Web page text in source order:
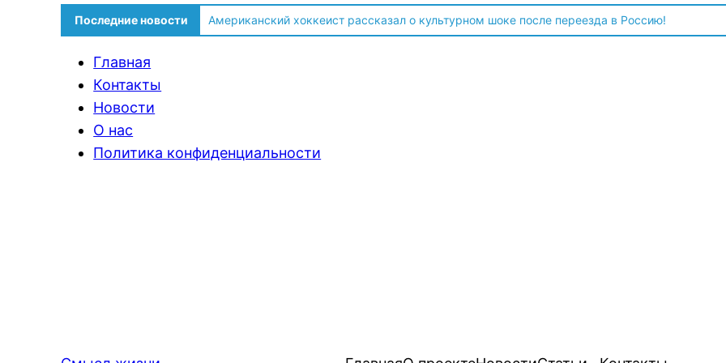
Последние новости Солдат ВСУ говорит о том, чтобы продавали топливо для ремонта техники в Угледаре
Главная
Контакты
Новости
О нас
Политика конфиденциальности